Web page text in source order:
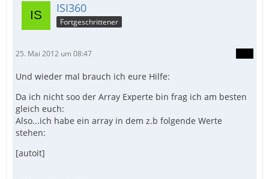
ISI360
Fortgeschrittener
25. Mai 2012 um 08:47
Und wieder mal brauch ich eure Hilfe:
Da ich nicht soo der Array Experte bin frag ich am besten
gleich euch:
Also...ich habe ein array in dem z.b folgende Werte
stehen:
[autoit]